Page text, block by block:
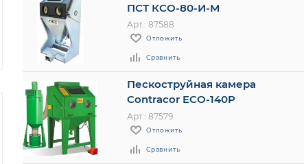
ПСТ КСО-80-И-М
Арт.: 87588
Отложить
Сравнить
Пескоструйная камера
Contracor ECO-140P
Арт.: 87579
Отложить
Сравнить